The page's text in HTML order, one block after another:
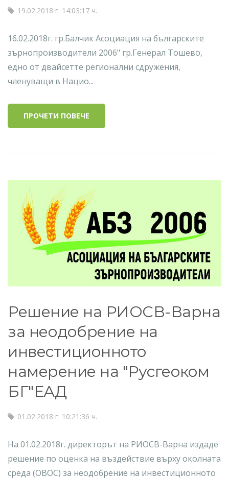
19.02.2018 г. 14:03:17 ч.
16.02.2018г. гр.Балчик Асоциация на българските
зърнопроизводители 2006" гр.Генерал Тошево,
едно от двайсетте регионални сдружения,
членуващи в Нацио...
ПРОЧЕТИ ПОВЕЧЕ
Решение на РИОСВ-Варна
за неодобрение на
инвестиционното
намерение на "Русгеоком
БГ"ЕАД
01.02.2018 г. 10:21:36 ч.
На 01.02.2018г. директорът на РИОСВ-Варна издаде
решение по оценка на въздействие върху околната
среда (ОВОС) за неодобрение на инвестиционното